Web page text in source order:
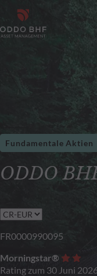
ODDO
Fundamentale Aktien
FR0000990095
Morningstar®
Rating zum 30 Juni